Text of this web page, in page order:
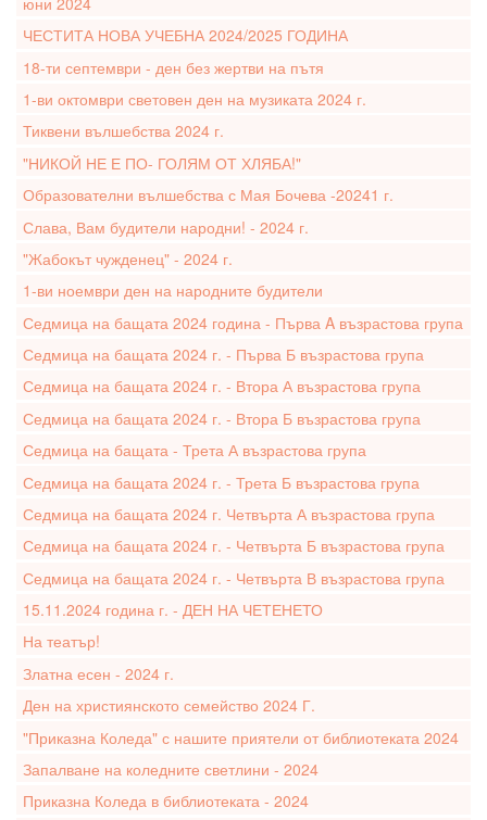
ЧЕСТИТА НОВА УЧЕБНА 2024/2025 ГОДИНА
18-ти септември - ден без жертви на пътя
1-ви октомври световен ден на музиката 2024 г.
Тиквени вълшебства 2024 г.
"НИКОЙ НЕ Е ПО- ГОЛЯМ ОТ ХЛЯБА!"
Образователни вълшебства с Мая Бочева -20241 г.
Слава, Вам будители народни! - 2024 г.
"Жабокът чужденец" - 2024 г.
1-ви ноември ден на народните будители
Седмица на бащата 2024 година - Първа A възрастова група
Седмица на бащата 2024 г. - Първа Б възрастова група
Седмица на бащата 2024 г. - Втора А възрастова група
Седмица на бащата 2024 г. - Втора Б възрастова група
Седмица на бащата - Трета А възрастова група
Седмица на бащата 2024 г. - Трета Б възрастова група
Седмица на бащата 2024 г. Четвърта А възрастова група
Седмица на бащата 2024 г. - Четвърта Б възрастова група
Седмица на бащата 2024 г. - Четвърта В възрастова група
15.11.2024 година г. - ДЕН НА ЧЕТЕНЕТО
На театър!
Златна есен - 2024 г.
Ден на християнското семейство 2024 Г.
"Приказна Коледа" с нашите приятели от библиотеката 2024
Запалване на коледните светлини - 2024
Приказна Коледа в библиотеката - 2024